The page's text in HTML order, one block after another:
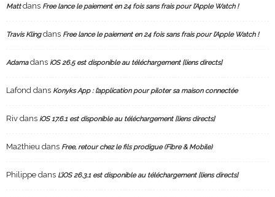
Mattdans Free lance le paiement en 24 fois sans frais pour l’Apple Watch !
Travis Klingdans Free lance le paiement en 24 fois sans frais pour l’Apple Watch !
Adamadans iOS 26.5 est disponible au téléchargement [liens directs]
Lafond dans Konyks App : l’application pour piloter sa maison connectée
Riv dans iOS 17.6.1 est disponible au téléchargement [liens directs]
Ma2thieu dans Free, retour chez le fils prodigue (Fibre & Mobile)
Philippe dans L’iOS 26.3.1 est disponible au téléchargement [liens directs]